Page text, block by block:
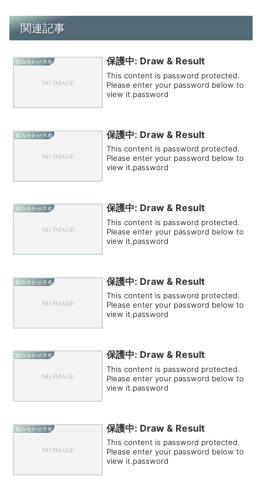
関連記事
組み合わせ共有 保護中: Draw & Result
This content is password protected.
Please enter your password below to
view it.password
組み合わせ共有 保護中: Draw & Result
This content is password protected.
Please enter your password below to
view it.password
組み合わせ共有 保護中: Draw & Result
This content is password protected.
Please enter your password below to
view it.password
組み合わせ共有 保護中: Draw & Result
This content is password protected.
Please enter your password below to
view it.password
組み合わせ共有 保護中: Draw & Result
This content is password protected.
Please enter your password below to
view it.password
組み合わせ共有 保護中: Draw & Result
This content is password protected.
Please enter your password below to
view it.password